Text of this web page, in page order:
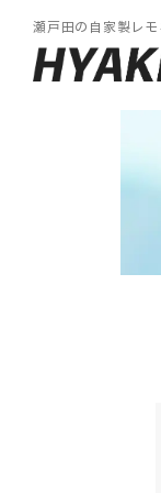
瀬戸田の自家製レ